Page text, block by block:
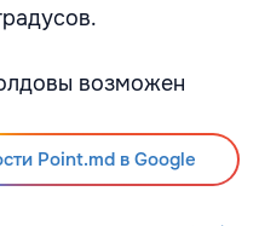
возможен
Point.md в Google